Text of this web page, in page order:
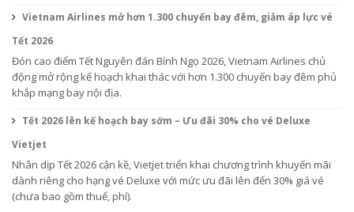
Vietnam Airlines mở hơn 1.300 chuyến bay đêm, giảm áp lực vé
Tết 2026
Đón cao điểm Tết Nguyên đán Bính Ngọ 2026, Vietnam Airlines chủ
động mở rộng kế hoạch khai thác với hơn 1.300 chuyến bay đêm phủ
khắp mạng bay nội địa.
Tết 2026 lên kế hoạch bay sớm – Ưu đãi 30% cho vé Deluxe
Vietjet
Nhân dịp Tết 2026 cận kề, Vietjet triển khai chương trình khuyến mãi
dành riêng cho hạng vé Deluxe với mức ưu đãi lên đến 30% giá vé
(chưa bao gồm thuế, phí).